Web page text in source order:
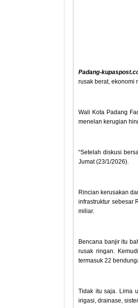
Padang-
rusak berat, ekonomi
Wali Kota Padang
menelan kerugian
“Setelah diskusi
Jumat (23/1/2026).
Rincian kerusakan
infrastruktur sebesar
miliar.
Bencana banjir itu
rusak ringan.
termasuk 22
Tidak itu saja. Lima
irigasi, drainase,